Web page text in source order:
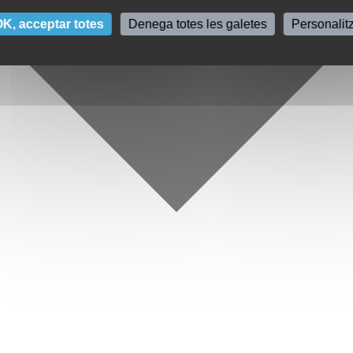
acceptar totes Denega totes les galetes